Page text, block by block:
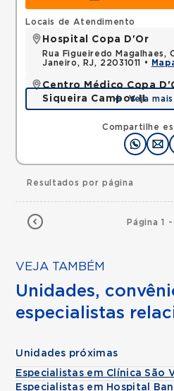
Compartilhe
Locais de Atendimento
Hospital Copa D'Or
Rua Figueiredo Magalhaes,
Janeiro, RJ, 22031011 •
Centro Médico Copa
Siqueira Campos II
Rua Siqueira Campos,
RJ, 22031071 •
Veja
Página 1
Resultados por página
VEJA TAMBÉM
Unidades,
especialistas
Unidades próximas
Especialistas em Clínica São
Especialistas em Hospital